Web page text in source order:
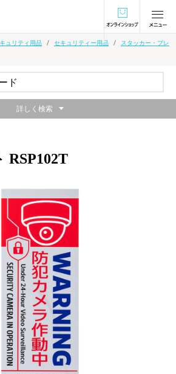
オンラインショ
ュリティ用品 セキュリティー用品
スタッカー・プレ
RSP102T
効果アップ
視覚的アピール
効果UP
車場など幅広く対応
詳しく検索